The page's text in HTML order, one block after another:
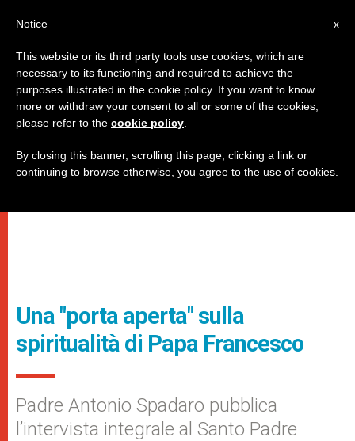
Una "porta aperta" sulla
spiritualità di Papa Francesco
Padre Antonio Spadaro pubblica
l’intervista integrale al Santo Padre
x
Notice
This website or its third party tools use cookies, which are
necessary to its functioning and required to achieve the
purposes illustrated in the cookie policy. If you want to know
more or withdraw your consent to all or some of the cookies,
please refer to the cookie policy
By closing this banner, scrolling this page, clicking a link or
continuing to browse otherwise, you agree to the use of cookies.